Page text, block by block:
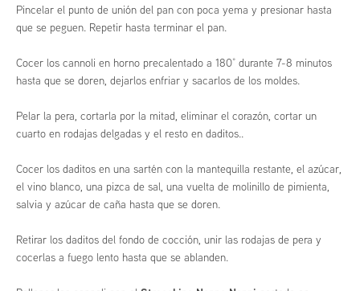
Pincelar el punto de unión del pan con poca yema y presionar hasta
que se peguen. Repetir hasta terminar el pan.
Cocer los cannoli en horno precalentado a 180° durante 7-8 minutos
hasta que se doren, dejarlos enfriar y sacarlos de los moldes.
Pelar la pera, cortarla por la mitad, eliminar el corazón, cortar un
cuarto en rodajas delgadas y el resto en daditos..
Cocer los daditos en una sartén con la mantequilla restante, el azúcar,
el vino blanco, una pizca de sal, una vuelta de molinillo de pimienta,
salvia y azúcar de caña hasta que se doren.
Retirar los daditos del fondo de cocción, unir las rodajas de pera y
cocerlas a fuego lento hasta que se ablanden.